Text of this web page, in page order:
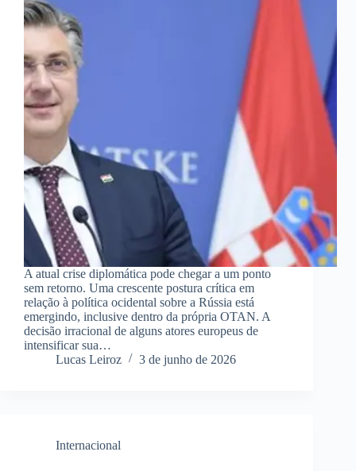
A atual crise diplomática pode chegar a um ponto
sem retorno. Uma crescente postura crítica em
relação à política ocidental sobre a Rússia está
emergindo, inclusive dentro da própria OTAN. A
decisão irracional de alguns atores europeus de
intensificar sua…
Lucas Leiroz
3 de junho de 2026
Internacional